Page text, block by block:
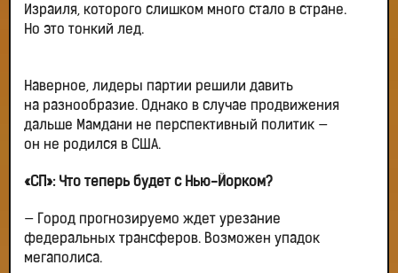
Израиля, которого слишком много стало в стране.
Но это тонкий лед.
Наверное, лидеры партии решили давить
на разнообразие. Однако в случае продвижения
дальше Мамдани не перспективный политик —
он не родился в США.
«СП»: Что теперь будет с Нью-Йорком?
— Город прогнозируемо ждет урезание
федеральных трансферов. Возможен упадок
мегаполиса.